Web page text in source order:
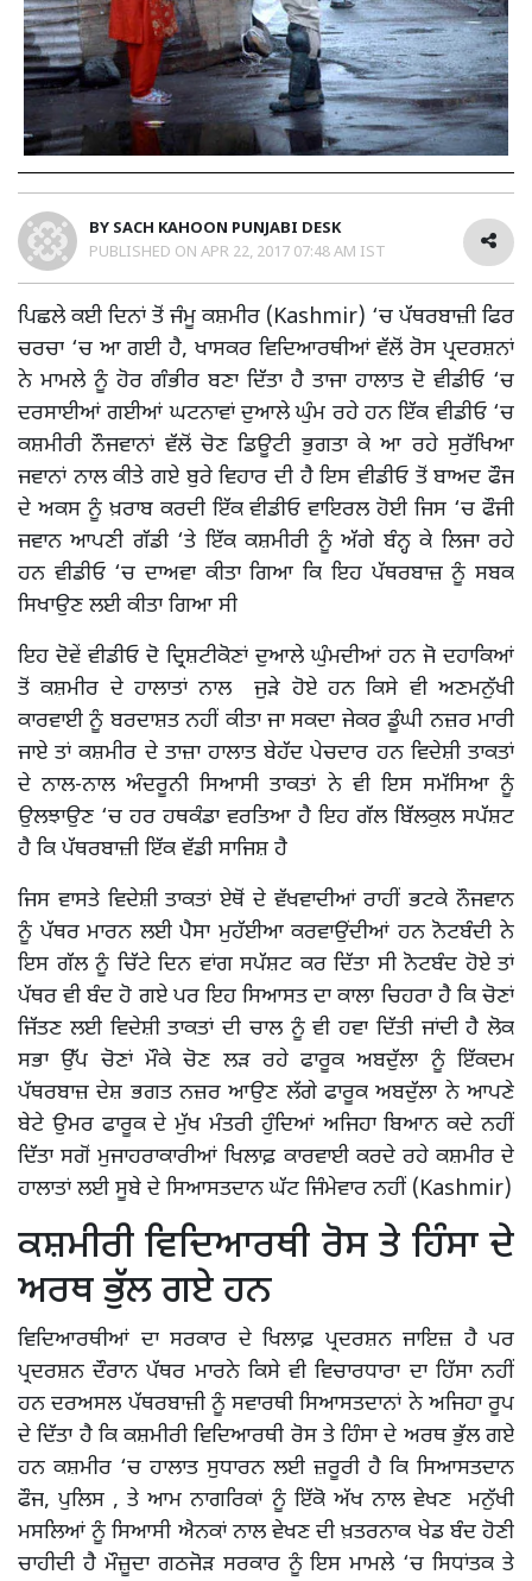
BY SACH KAHOON PUNJABI DESK
PUBLISHED ON APR 22, 2017 07:48 AM IST
ਪਿਛਲੇ ਕਈ ਦਿਨਾਂ ਤੋਂ ਜੰਮੂ ਕਸ਼ਮੀਰ (Kashmir) ‘ਚ ਪੱਥਰਬਾਜ਼ੀ ਫਿਰ
ਚਰਚਾ ‘ਚ ਆ ਗਈ ਹੈ, ਖਾਸਕਰ ਵਿਦਿਆਰਥੀਆਂ ਵੱਲੋਂ ਰੋਸ ਪ੍ਰਦਰਸ਼ਨਾਂ
ਨੇ ਮਾਮਲੇ ਨੂੰ ਹੋਰ ਗੰਭੀਰ ਬਣਾ ਦਿੱਤਾ ਹੈ ਤਾਜਾ ਹਾਲਾਤ ਦੋ ਵੀਡੀਓ ‘ਚ
ਦਰਸਾਈਆਂ ਗਈਆਂ ਘਟਨਾਵਾਂ ਦੁਆਲੇ ਘੁੰਮ ਰਹੇ ਹਨ ਇੱਕ ਵੀਡੀਓ ‘ਚ
ਕਸ਼ਮੀਰੀ ਨੌਜਵਾਨਾਂ ਵੱਲੋਂ ਚੋਣ ਡਿਊਟੀ ਭੁਗਤਾ ਕੇ ਆ ਰਹੇ ਸੁਰੱਖਿਆ
ਜਵਾਨਾਂ ਨਾਲ ਕੀਤੇ ਗਏ ਬੁਰੇ ਵਿਹਾਰ ਦੀ ਹੈ ਇਸ ਵੀਡੀਓ ਤੋਂ ਬਾਅਦ ਫੌਜ
ਦੇ ਅਕਸ ਨੂੰ ਖ਼ਰਾਬ ਕਰਦੀ ਇੱਕ ਵੀਡੀਓ ਵਾਇਰਲ ਹੋਈ ਜਿਸ ‘ਚ ਫੌਜੀ
ਜਵਾਨ ਆਪਣੀ ਗੱਡੀ ‘ਤੇ ਇੱਕ ਕਸ਼ਮੀਰੀ ਨੂੰ ਅੱਗੇ ਬੰਨ੍ਹ ਕੇ ਲਿਜਾ ਰਹੇ
ਹਨ ਵੀਡੀਓ ‘ਚ ਦਾਅਵਾ ਕੀਤਾ ਗਿਆ ਕਿ ਇਹ ਪੱਥਰਬਾਜ਼ ਨੂੰ ਸਬਕ
ਸਿਖਾਉਣ ਲਈ ਕੀਤਾ ਗਿਆ ਸੀ
ਇਹ ਦੋਵੇਂ ਵੀਡੀਓ ਦੋ ਦ੍ਰਿਸ਼ਟੀਕੋਣਾਂ ਦੁਆਲੇ ਘੁੰਮਦੀਆਂ ਹਨ ਜੋ ਦਹਾਕਿਆਂ
ਤੋਂ ਕਸ਼ਮੀਰ ਦੇ ਹਾਲਾਤਾਂ ਨਾਲ ਜੁੜੇ ਹੋਏ ਹਨ ਕਿਸੇ ਵੀ ਅਣਮਨੁੱਖੀ
ਕਾਰਵਾਈ ਨੂੰ ਬਰਦਾਸ਼ਤ ਨਹੀਂ ਕੀਤਾ ਜਾ ਸਕਦਾ ਜੇਕਰ ਡੂੰਘੀ ਨਜ਼ਰ ਮਾਰੀ
ਜਾਏ ਤਾਂ ਕਸ਼ਮੀਰ ਦੇ ਤਾਜ਼ਾ ਹਾਲਾਤ ਬੇਹੱਦ ਪੇਚਦਾਰ ਹਨ ਵਿਦੇਸ਼ੀ ਤਾਕਤਾਂ
ਦੇ ਨਾਲ-ਨਾਲ ਅੰਦਰੂਨੀ ਸਿਆਸੀ ਤਾਕਤਾਂ ਨੇ ਵੀ ਇਸ ਸਮੱਸਿਆ ਨੂੰ
ਉਲਝਾਉਣ ‘ਚ ਹਰ ਹਥਕੰਡਾ ਵਰਤਿਆ ਹੈ ਇਹ ਗੱਲ ਬਿੱਲਕੁਲ ਸਪੱਸ਼ਟ
ਹੈ ਕਿ ਪੱਥਰਬਾਜ਼ੀ ਇੱਕ ਵੱਡੀ ਸਾਜਿਸ਼ ਹੈ
ਜਿਸ ਵਾਸਤੇ ਵਿਦੇਸ਼ੀ ਤਾਕਤਾਂ ਏਥੋਂ ਦੇ ਵੱਖਵਾਦੀਆਂ ਰਾਹੀਂ ਭਟਕੇ ਨੌਜਵਾਨ
ਨੂੰ ਪੱਥਰ ਮਾਰਨ ਲਈ ਪੈਸਾ ਮੁਹੱਈਆ ਕਰਵਾਉਂਦੀਆਂ ਹਨ ਨੋਟਬੰਦੀ ਨੇ
ਇਸ ਗੱਲ ਨੂੰ ਚਿੱਟੇ ਦਿਨ ਵਾਂਗ ਸਪੱਸ਼ਟ ਕਰ ਦਿੱਤਾ ਸੀ ਨੋਟਬੰਦ ਹੋਏ ਤਾਂ
ਪੱਥਰ ਵੀ ਬੰਦ ਹੋ ਗਏ ਪਰ ਇਹ ਸਿਆਸਤ ਦਾ ਕਾਲਾ ਚਿਹਰਾ ਹੈ ਕਿ ਚੋਣਾਂ
ਜਿੱਤਣ ਲਈ ਵਿਦੇਸ਼ੀ ਤਾਕਤਾਂ ਦੀ ਚਾਲ ਨੂੰ ਵੀ ਹਵਾ ਦਿੱਤੀ ਜਾਂਦੀ ਹੈ ਲੋਕ
ਸਭਾ ਉੱਪ ਚੋਣਾਂ ਮੌਕੇ ਚੋਣ ਲੜ ਰਹੇ ਫਾਰੂਕ ਅਬਦੁੱਲਾ ਨੂੰ ਇੱਕਦਮ
ਪੱਥਰਬਾਜ਼ ਦੇਸ਼ ਭਗਤ ਨਜ਼ਰ ਆਉਣ ਲੱਗੇ ਫਾਰੂਕ ਅਬਦੁੱਲਾ ਨੇ ਆਪਣੇ
ਬੇਟੇ ਉਮਰ ਫਾਰੂਕ ਦੇ ਮੁੱਖ ਮੰਤਰੀ ਹੁੰਦਿਆਂ ਅਜਿਹਾ ਬਿਆਨ ਕਦੇ ਨਹੀਂ
ਦਿੱਤਾ ਸਗੋਂ ਮੁਜਾਹਰਾਕਾਰੀਆਂ ਖਿਲਾਫ਼ ਕਾਰਵਾਈ ਕਰਦੇ ਰਹੇ ਕਸ਼ਮੀਰ ਦੇ
ਹਾਲਾਤਾਂ ਲਈ ਸੂਬੇ ਦੇ ਸਿਆਸਤਦਾਨ ਘੱਟ ਜਿੰਮੇਵਾਰ ਨਹੀਂ (Kashmir)
ਕਸ਼ਮੀਰੀ ਵਿਦਿਆਰਥੀ ਰੋਸ ਤੇ ਹਿੰਸਾ ਦੇ
ਅਰਥ ਭੁੱਲ ਗਏ ਹਨ
ਵਿਦਿਆਰਥੀਆਂ ਦਾ ਸਰਕਾਰ ਦੇ ਖਿਲਾਫ਼ ਪ੍ਰਦਰਸ਼ਨ ਜਾਇਜ਼ ਹੈ ਪਰ
ਪ੍ਰਦਰਸ਼ਨ ਦੌਰਾਨ ਪੱਥਰ ਮਾਰਨੇ ਕਿਸੇ ਵੀ ਵਿਚਾਰਧਾਰਾ ਦਾ ਹਿੱਸਾ ਨਹੀਂ
ਹਨ ਦਰਅਸਲ ਪੱਥਰਬਾਜ਼ੀ ਨੂੰ ਸਵਾਰਥੀ ਸਿਆਸਤਦਾਨਾਂ ਨੇ ਅਜਿਹਾ ਰੂਪ
ਦੇ ਦਿੱਤਾ ਹੈ ਕਿ ਕਸ਼ਮੀਰੀ ਵਿਦਿਆਰਥੀ ਰੋਸ ਤੇ ਹਿੰਸਾ ਦੇ ਅਰਥ ਭੁੱਲ ਗਏ
ਹਨ ਕਸ਼ਮੀਰ ‘ਚ ਹਾਲਾਤ ਸੁਧਾਰਨ ਲਈ ਜ਼ਰੂਰੀ ਹੈ ਕਿ ਸਿਆਸਤਦਾਨ
ਫੌਜ, ਪੁਲਿਸ , ਤੇ ਆਮ ਨਾਗਰਿਕਾਂ ਨੂੰ ਇੱਕੋ ਅੱਖ ਨਾਲ ਵੇਖਣ ਮਨੁੱਖੀ
ਮਸਲਿਆਂ ਨੂੰ ਸਿਆਸੀ ਐਨਕਾਂ ਨਾਲ ਵੇਖਣ ਦੀ ਖ਼ਤਰਨਾਕ ਖੇਡ ਬੰਦ ਹੋਣੀ
ਚਾਹੀਦੀ ਹੈ ਮੌਜ਼ੂਦਾ ਗਠਜੋੜ ਸਰਕਾਰ ਨੂੰ ਇਸ ਮਾਮਲੇ ‘ਚ ਸਿਧਾਂਤਕ ਤੇ